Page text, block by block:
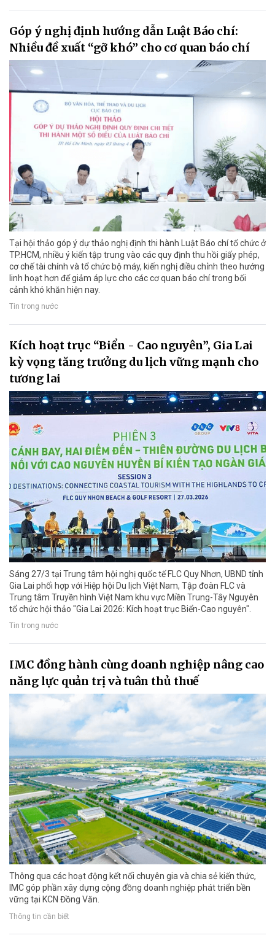
Góp ý nghị định hướng dẫn Luật Báo chí:
Nhiều đề xuất “gỡ khó” cho cơ quan báo chí
Tại hội thảo góp ý dự thảo nghị định thi hành Luật Báo chí tổ chức ở
TP.HCM, nhiều ý kiến tập trung vào các quy định thu hồi giấy phép,
cơ chế tài chính và tổ chức bộ máy, kiến nghị điều chỉnh theo hướng
linh hoạt hơn để giảm áp lực cho các cơ quan báo chí trong bối
cảnh khó khăn hiện nay.
Tin trong nước
Kích hoạt trục “Biển - Cao nguyên”, Gia Lai
kỳ vọng tăng trưởng du lịch vững mạnh cho
tương lai
Sáng 27/3 tại Trung tâm hội nghị quốc tế FLC Quy Nhơn, UBND tỉnh
Gia Lai phối hợp với Hiệp hội Du lịch Việt Nam, Tập đoàn FLC và
Trung tâm Truyền hình Việt Nam khu vực Miền Trung-Tây Nguyên
tổ chức hội thảo "Gia Lai 2026: Kích hoạt trục Biển-Cao nguyên".
Tin trong nước
IMC đồng hành cùng doanh nghiệp nâng cao
năng lực quản trị và tuân thủ thuế
Thông qua các hoạt động kết nối chuyên gia và chia sẻ kiến thức,
IMC góp phần xây dựng cộng đồng doanh nghiệp phát triển bền
vững tại KCN Đồng Văn.
Thông tin cần biết